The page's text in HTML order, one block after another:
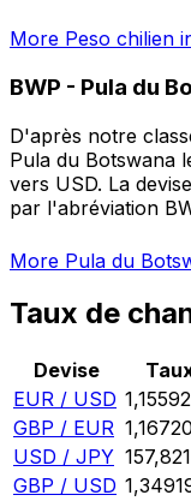
More Peso chilien
BWP - Pula du
D'après notre
Pula du Botswana
vers USD. La
par l'abréviation
More Pula du
Taux de
Devise
EUR / USD 1,15592
GBP / EUR 1,16720
USD / JPY 157,821
GBP / USD